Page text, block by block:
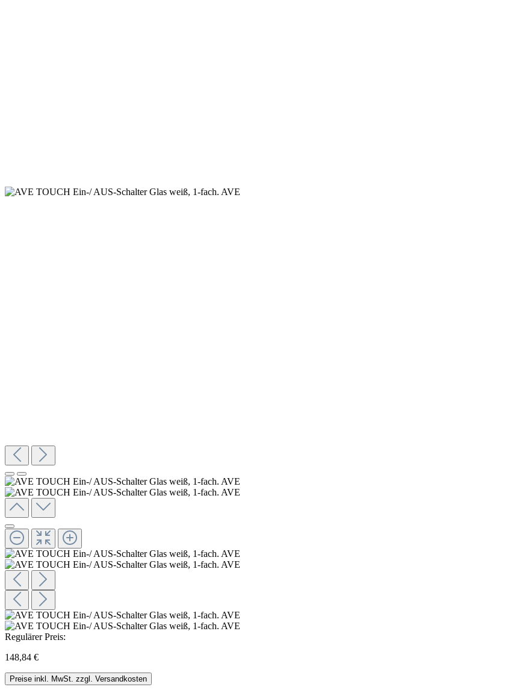
Regulärer Preis:
148,84 €
Preise inkl. MwSt. zzgl. Versandkosten